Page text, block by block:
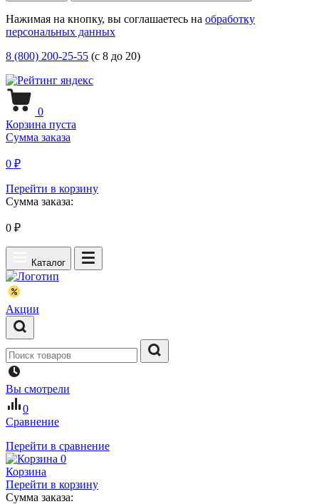
Нажимая на кнопку, вы соглашаетесь на обработку
персональных данных
8 (800) 200-25-55 (с 8 до 20)
0
Корзина пуста
Сумма заказа
0 ₽
Перейти в корзину
Сумма заказа:
0 ₽
Каталог
Акции
Вы смотрели
0
Сравнение
Перейти в сравнение
0
Корзина
Перейти в корзину
Сумма заказа: